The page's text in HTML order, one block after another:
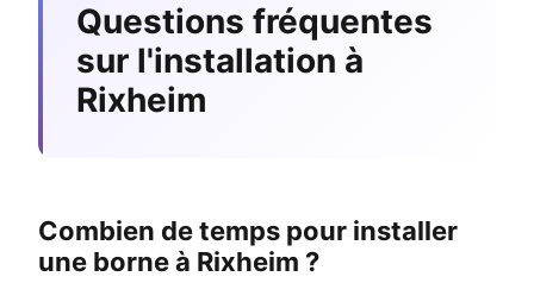
Questions fréquentes
sur l'installation à
Rixheim
Combien de temps pour installer
une borne à Rixheim ?